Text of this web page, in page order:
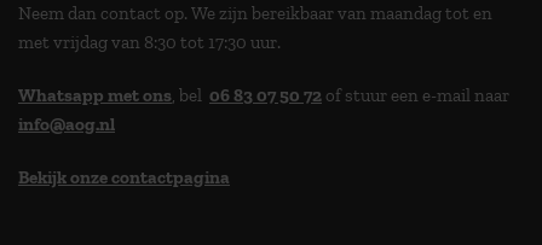
Neem dan contact op. We zijn bereikbaar van maandag tot en
met vrijdag van 8:30 tot 17:30 uur.
Whatsapp met ons, bel 06 83 07 50 72 of stuur een e-mail naar
info@aog.nl
Bekijk onze contactpagina